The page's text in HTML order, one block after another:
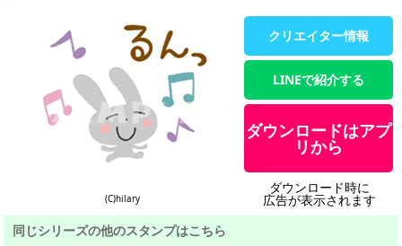
(C)hilary
クリエイター情報
LINEで紹介する
ダウンロードはアプ
リから
ダウンロード時に
広告が表示されます
同じシリーズの他のスタンプはこちら